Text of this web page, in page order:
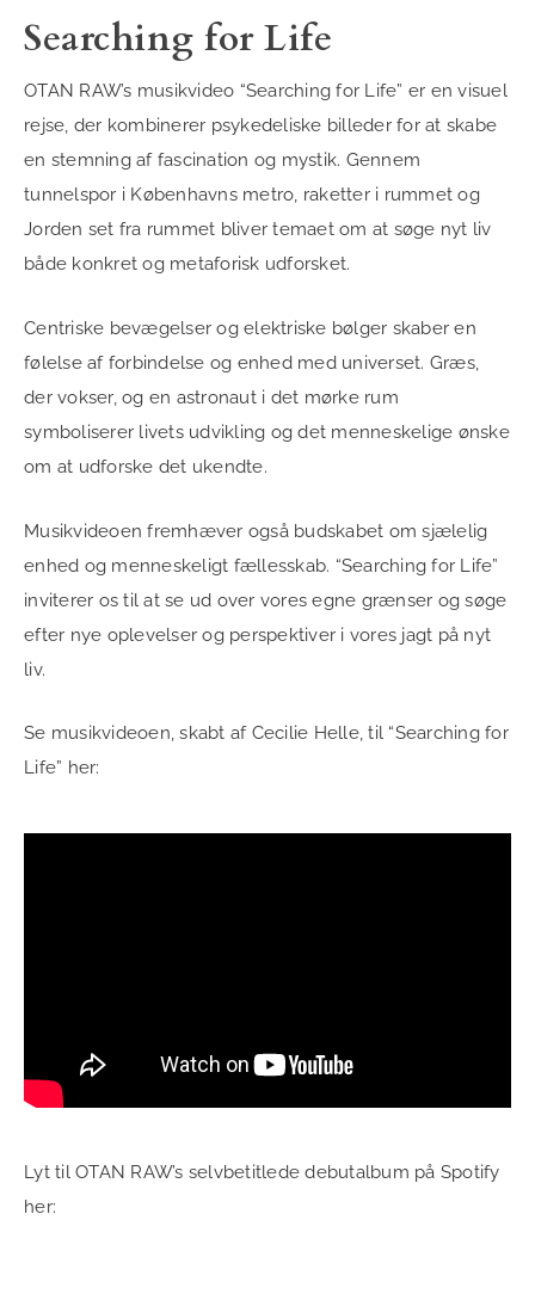
Searching for Life
OTAN RAW’s musikvideo “Searching for Life” er en visuel
rejse, der kombinerer psykedeliske billeder for at skabe
en stemning af fascination og mystik. Gennem
tunnelspor i Københavns metro, raketter i rummet og
Jorden set fra rummet bliver temaet om at søge nyt liv
både konkret og metaforisk udforsket.
Centriske bevægelser og elektriske bølger skaber en
følelse af forbindelse og enhed med universet. Græs,
der vokser, og en astronaut i det mørke rum
symboliserer livets udvikling og det menneskelige ønske
om at udforske det ukendte.
Musikvideoen fremhæver også budskabet om sjælelig
enhed og menneskeligt fællesskab. “Searching for Life”
inviterer os til at se ud over vores egne grænser og søge
efter nye oplevelser og perspektiver i vores jagt på nyt
liv.
Se musikvideoen, skabt af Cecilie Helle, til “Searching for
Life” her:
Lyt til OTAN RAW’s selvbetitlede debutalbum på Spotify
her: